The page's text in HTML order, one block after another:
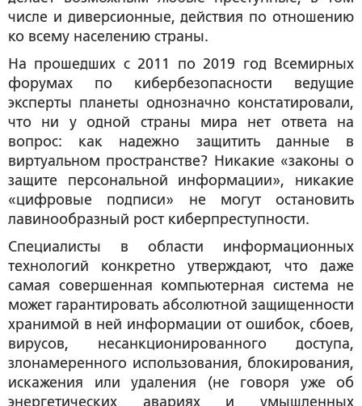
числе и диверсионные, действия по отношению
ко всему населению страны.
На прошедших с 2011 по 2019 год Всемирных
форумах по кибербезопасности ведущие
эксперты планеты однозначно констатировали,
что ни у одной страны мира нет ответа на
вопрос: как надежно защитить данные в
виртуальном пространстве? Никакие «законы о
защите персональной информации», никакие
«цифровые подписи» не могут остановить
лавинообразный рост киберпреступности.
Специалисты в области информационных
технологий конкретно утверждают, что даже
самая совершенная компьютерная система не
может гарантировать абсолютной защищенности
хранимой в ней информации от ошибок, сбоев,
вирусов, несанкционированного доступа,
злонамеренного использования, блокирования,
искажения или удаления (не говоря уже об
энергетических авариях и умышленных